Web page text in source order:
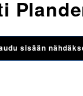
sisään